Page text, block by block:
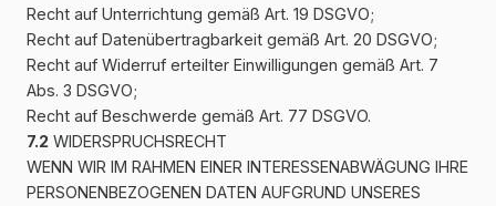
Recht auf Unterrichtung gemäß Art. 19 DSGVO;
Recht auf Datenübertragbarkeit gemäß Art. 20 DSGVO;
Recht auf Widerruf erteilter Einwilligungen gemäß Art. 7
Abs. 3 DSGVO;
Recht auf Beschwerde gemäß Art. 77 DSGVO.
7.2 WIDERSPRUCHSRECHT
WENN WIR IM RAHMEN EINER INTERESSENABWÄGUNG IHRE
PERSONENBEZOGENEN DATEN AUFGRUND UNSERES